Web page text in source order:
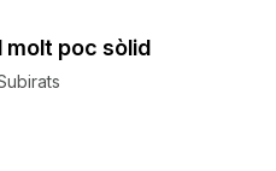
molt poc sòlid